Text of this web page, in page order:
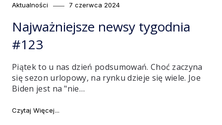
Category
Aktualności
Posted
7 czerwca 2024
Najważniejsze newsy tygodnia
#123
Piątek to u nas dzień podsumowań. Choć zaczyna
się sezon urlopowy, na rynku dzieje się wiele. Joe
Biden jest na "nie…
Czytaj Więcej